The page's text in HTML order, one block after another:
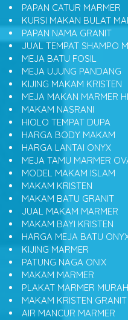
PAPAN CATUR MARMER
KURSI MAKAN BULAT
PAPAN NAMA GRANIT
JUAL TEMPAT SHAMPO
MEJA BATU FOSIL
MEJA UJUNG PANDANG
KIJING MAKAM KRISTEN
MEJA MAKAN MARMER
MAKAM NASRANI
HIOLO TEMPAT DUPA
HARGA BODY MAKAM
HARGA LANTAI ONYX
MEJA TAMU MARMER
MODEL MAKAM ISLAM
MAKAM KRISTEN
MAKAM BATU GRANIT
JUAL MAKAM MARMER
MAKAM BAYI KRISTEN
HARGA MEJA BATU
KIJING MARMER
PATUNG NAGA ONIX
MAKAM MARMER
PLAKAT MARMER MURAH
MAKAM KRISTEN GRANIT
AIR MANCUR MARMER